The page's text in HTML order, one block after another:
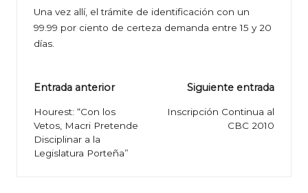
Una vez allí, el trámite de identificación con un
99.99 por ciento de certeza demanda entre 15 y 20
días.
Navegación
de
entradas
Entrada anterior
Hourest: “Con los
Vetos, Macri Pretende
Disciplinar a la
Legislatura Porteña”
Siguiente entrada
Inscripción Continua al
CBC 2010